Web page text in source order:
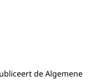
de Algemene